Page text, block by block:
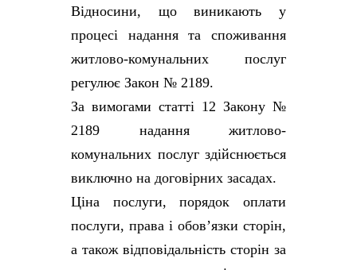
Відносини, що виникають у
процесі надання та споживання
житлово-комунальних послуг
регулює Закон № 2189.
За вимогами статті 12 Закону №
2189 надання житлово-
комунальних послуг здійснюється
виключно на договірних засадах.
Ціна послуги, порядок оплати
послуги, права і обов’язки сторін,
а також відповідальність сторін за